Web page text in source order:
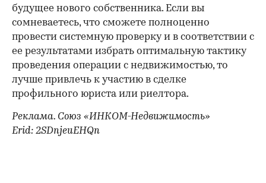
будущее нового собственника. Если вы
сомневаетесь, что сможете полноценно
провести системную проверку и в соответствии с
ее результатами избрать оптимальную тактику
проведения операции с недвижимостью, то
лучше привлечь к участию в сделке
профильного юриста или риелтора.
Реклама. Союз «ИНКОМ-Недвижимость»
Erid: 2SDnjeuEHQn